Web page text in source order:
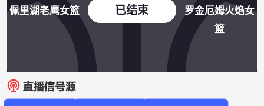
佩里湖老鹰女篮 已结束
罗金厄姆火焰女
篮